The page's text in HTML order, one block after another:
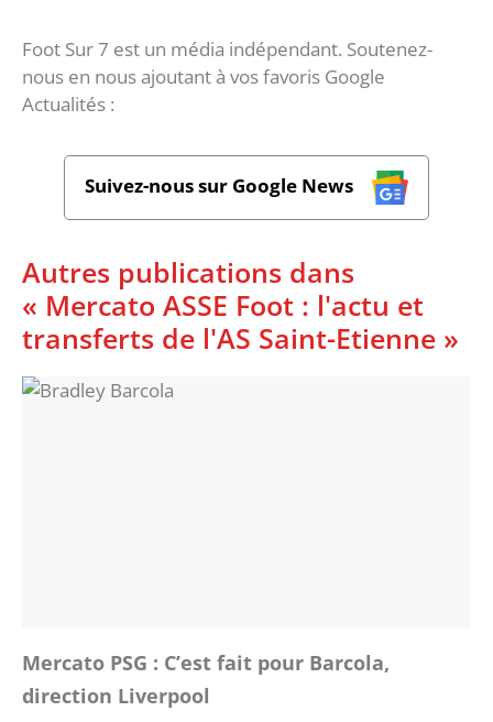
Foot Sur 7 est un média indépendant. Soutenez-
nous en nous ajoutant à vos favoris Google
Actualités :
Suivez-nous sur Google News
Autres publications dans
« Mercato ASSE Foot : l'actu et
transferts de l'AS Saint-Etienne »
Mercato PSG : C’est fait pour Barcola,
direction Liverpool